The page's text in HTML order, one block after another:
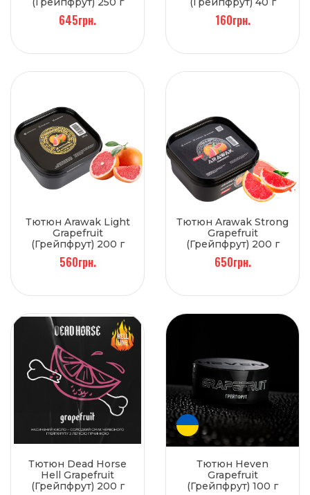
645грн. 160грн.
Тютюн Arawak Light
Grapefruit
(Грейпфрут) 200 г
560грн.
Тютюн Arawak Strong
Grapefruit
(Грейпфрут) 200 г
650грн.
Тютюн Dead Horse
Hell Grapefruit
(Грейпфрут) 200 г
Тютюн Heven
Grapefruit
(Грейпфрут) 100 г